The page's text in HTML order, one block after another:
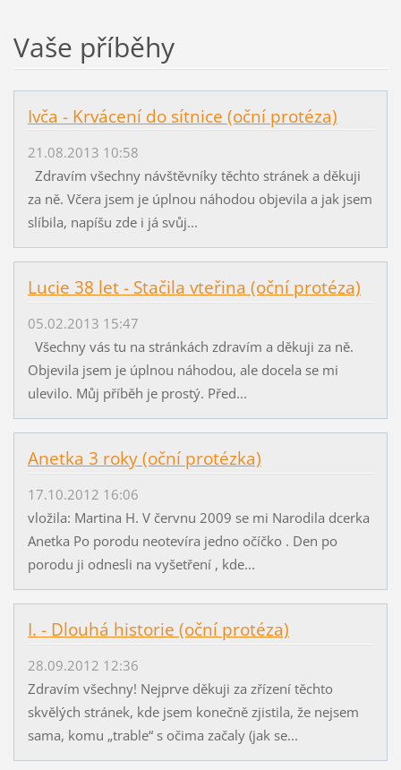
Vaše příběhy
Ivča - Krvácení do sítnice (oční protéza)
21.08.2013 10:58
Zdravím všechny návštěvníky těchto stránek a děkuji
za ně. Včera jsem je úplnou náhodou objevila a jak jsem
slíbila, napíšu zde i já svůj...
Lucie 38 let - Stačila vteřina (oční protéza)
05.02.2013 15:47
Všechny vás tu na stránkách zdravím a děkuji za ně.
Objevila jsem je úplnou náhodou, ale docela se mi
ulevilo. Můj příběh je prostý. Před...
Anetka 3 roky (oční protézka)
17.10.2012 16:06
vložila: Martina H. V červnu 2009 se mi Narodila dcerka
Anetka Po porodu neotevíra jedno očíčko . Den po
porodu ji odnesli na vyšetření , kde...
I. - Dlouhá historie (oční protéza)
28.09.2012 12:36
Zdravím všechny! Nejprve děkuji za zřízení těchto
skvělých stránek, kde jsem konečně zjistila, že nejsem
sama, komu „trable“ s očima začaly (jak se...